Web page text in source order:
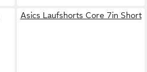
Asics Laufshorts Core 7in Short